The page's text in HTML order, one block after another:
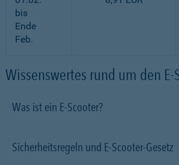
bis
Ende
Feb.
Wissenswertes rund um den E-
Was ist ein E-Scooter?
Sicherheitsregeln und E-Scooter-Gesetz